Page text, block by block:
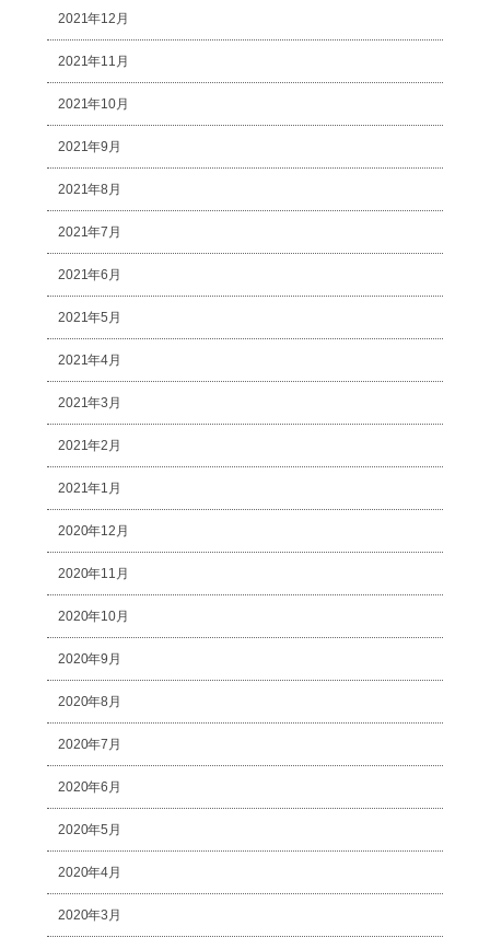
2021年12月
2021年11月
2021年10月
2021年9月
2021年8月
2021年7月
2021年6月
2021年5月
2021年4月
2021年3月
2021年2月
2021年1月
2020年12月
2020年11月
2020年10月
2020年9月
2020年8月
2020年7月
2020年6月
2020年5月
2020年4月
2020年3月